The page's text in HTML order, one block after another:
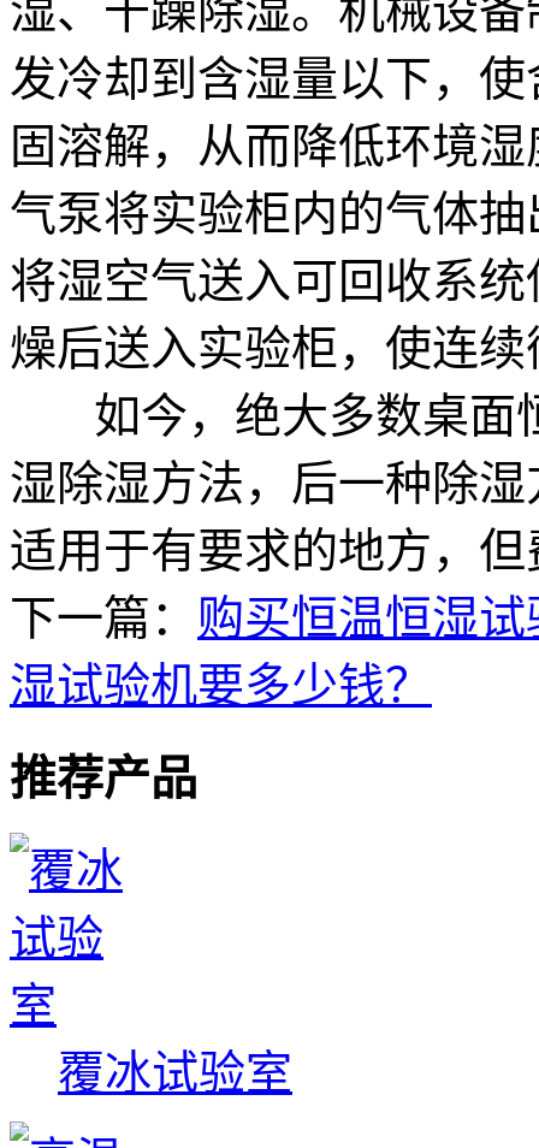
湿、干躁除湿。机械设
发冷却到含湿量以下，
固溶解，从而降低环境
气泵将实验柜内的气体
将湿空气送入可回收系
燥后送入实验柜，使连
如今，绝大多数桌面
湿除湿方法，后一种除
适用于有要求的地方，
下一篇： 购买恒温恒湿
湿试验机要多少钱？
推荐产品
覆冰试验室